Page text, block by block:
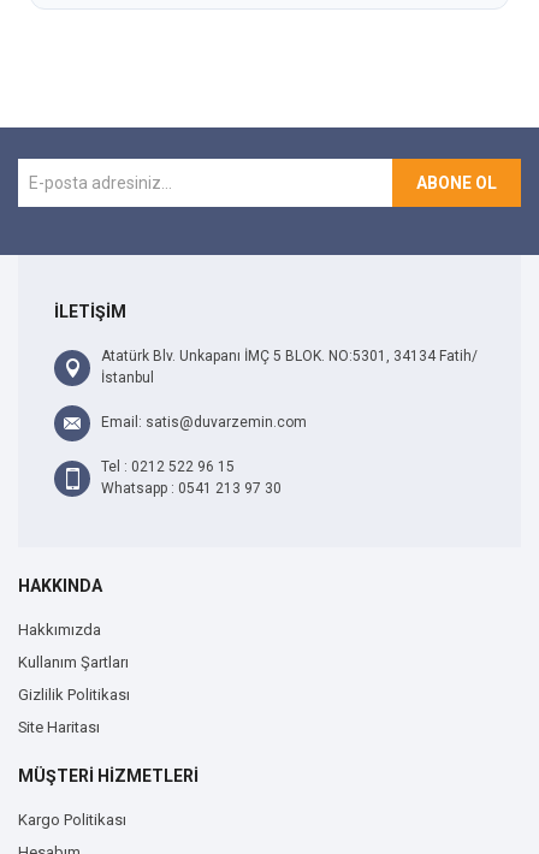
ABONE OL
İLETİŞİM
Atatürk Blv. Unkapanı İMÇ 5 BLOK. NO:5301, 34134 Fatih/
İstanbul
Email: satis@duvarzemin.com
Tel : 0212 522 96 15
Whatsapp : 0541 213 97 30
HAKKINDA
Hakkımızda
Kullanım Şartları
Gizlilik Politikası
Site Haritası
MÜŞTERİ HİZMETLERİ
Kargo Politikası